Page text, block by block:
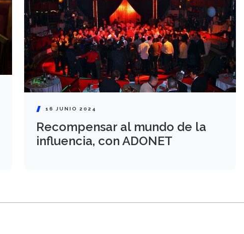
16 JUNIO 2024
Recompensar al mundo de la
influencia, con ADONET